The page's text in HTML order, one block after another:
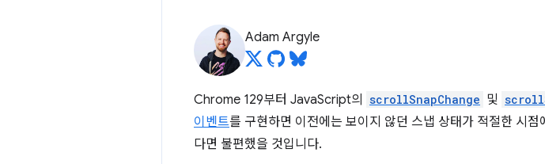
Adam Argyle
Chrome 129부터 JavaScript의 scrollSnapChange 및
이벤트를 구현하면 이전에는 보이지 않던 스냅 상태가 적절한 시
다면 불편했을 것입니다.